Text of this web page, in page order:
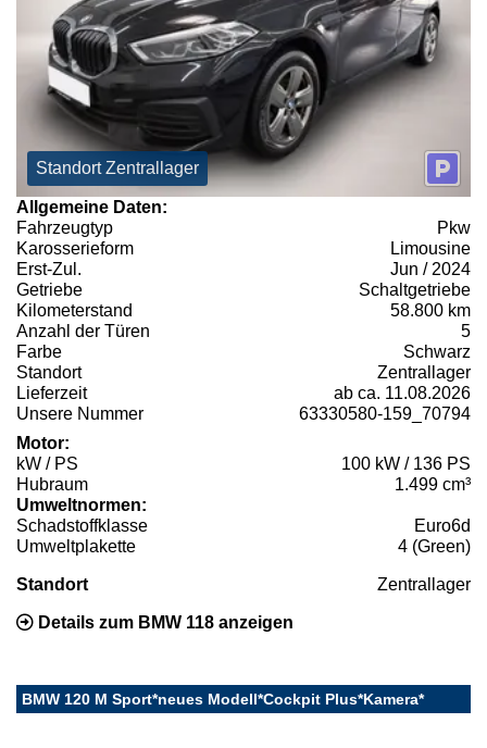
Standort Zentrallager
Allgemeine Daten:
Fahrzeugtyp
Pkw
Karosserieform
Limousine
Erst-Zul.
Jun / 2024
Getriebe
Schaltgetriebe
Kilometerstand
58.800 km
Anzahl der Türen
5
Farbe
Schwarz
Standort
Zentrallager
Lieferzeit
ab ca. 11.08.2026
Unsere Nummer
63330580-159_70794
Motor:
kW / PS
100 kW / 136 PS
Hubraum
1.499 cm³
Umweltnormen:
Schadstoffklasse
Euro6d
Umweltplakette
4 (Green)
Standort Zentrallager
Details zum BMW 118 anzeigen
BMW 120 M Sport*neues Modell*Cockpit Plus*Kamera*